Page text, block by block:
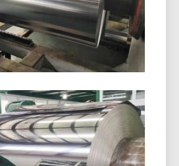
cahaya. Ideal untuk aman, stabil,
kemasan obat yang sesuai.
Foil Pembentuk
Dingin
foil pembentuk dingin dirancang
melepuh yang menuntut,